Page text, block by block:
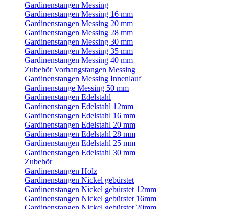
Gardinenstangen Messing
Gardinenstangen Messing 16 mm
Gardinenstangen Messing 20 mm
Gardinenstangen Messing 28 mm
Gardinenstangen Messing 30 mm
Gardinenstangen Messing 35 mm
Gardinenstangen Messing 40 mm
Zubehör Vorhangstangen Messing
Gardinenstangen Messing Innenlauf
Gardinenstange Messing 50 mm
Gardinenstangen Edelstahl
Gardinenstangen Edelstahl 12mm
Gardinenstangen Edelstahl 16 mm
Gardinenstangen Edelstahl 20 mm
Gardinenstangen Edelstahl 28 mm
Gardinenstangen Edelstahl 25 mm
Gardinenstangen Edelstahl 30 mm
Zubehör
Gardinenstangen Holz
Gardinenstangen Nickel gebürstet
Gardinenstangen Nickel gebürstet 12mm
Gardinenstangen Nickel gebürstet 16mm